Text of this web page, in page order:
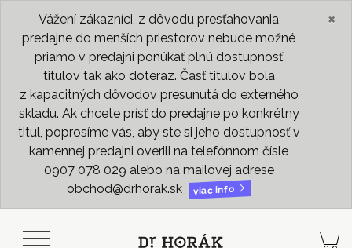
Vážení zákazníci, z dôvodu presťahovania
predajne do menších priestorov nebude možné
priamo v predajni ponúkať plnú dostupnosť
titulov tak ako doteraz. Časť titulov bola
z kapacitných dôvodov presunutá do externého
skladu. Ak chcete prísť do predajne po konkrétny
titul, poprosíme vás, aby ste si jeho dostupnosť v
kamennej predajni overili na telefónnom čísle
0907 078 029 alebo na mailovej adrese
obchod@drhorak.sk
viac info
×